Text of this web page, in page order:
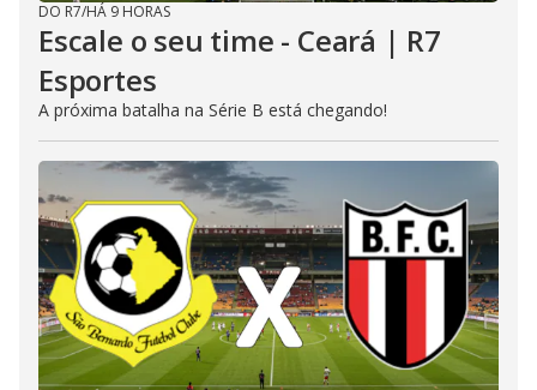
DO R7/HÁ 9 HORAS
Escale o seu time - Ceará | R7
Esportes
A próxima batalha na Série B está chegando!